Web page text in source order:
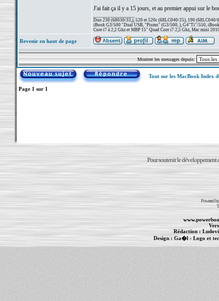
J'ai fait ça il y a 15 jours, et au premier appui sur le
Duo 230 (68030/33,), 520 et 520c (68LC040/25), 190 (68LC040/
iBook G3/500 "Dual USB, "Pismo" (G3/500, ), G4"Ti"/550,
Core i7 à 2,2 Ghz et MBP 15" Quad Core i7 2,5 Ghz, Mac mini
Revenir en haut de page
Montrer les messages depuis:
Tout sur les MacBook Index
Page 1 sur 1
Pour soutenir le développement
Powered
Rédaction :
Design : Ga�l- Logo et